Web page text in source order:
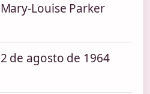
Mary-Louise Parker
2 de agosto de 1964